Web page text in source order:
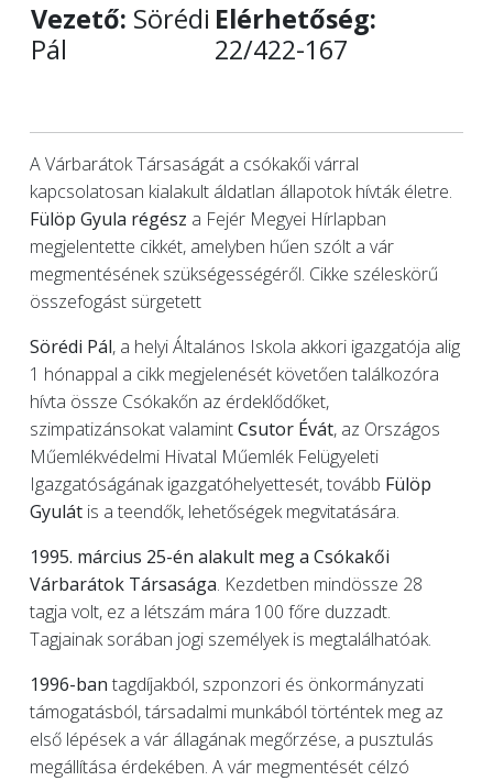
Vezető: Sörédi
Pál
Elérhetőség:
22/422-167
A Várbarátok Társaságát a csókakői várral
kapcsolatosan kialakult áldatlan állapotok hívták életre.
Fülöp Gyula régész a Fejér Megyei Hírlapban
megjelentette cikkét, amelyben hűen szólt a vár
megmentésének szükségességéről. Cikke széleskörű
összefogást sürgetett
Sörédi Pál, a helyi Általános Iskola akkori igazgatója alig
1 hónappal a cikk megjelenését követően találkozóra
hívta össze Csókakőn az érdeklődőket,
szimpatizánsokat valamintCsutor Évát, az Országos
Műemlékvédelmi Hivatal Műemlék Felügyeleti
Igazgatóságának igazgatóhelyettesét, tovább Fülöp
Gyulát is a teendők, lehetőségek megvitatására.
1995. március 25-én alakult meg a Csókakői
Várbarátok Társasága. Kezdetben mindössze 28
tagja volt, ez a létszám mára 100 főre duzzadt.
Tagjainak sorában jogi személyek is megtalálhatóak.
1996-ban tagdíjakból, szponzori és önkormányzati
támogatásból, társadalmi munkából történtek meg az
első lépések a vár állagának megőrzése, a pusztulás
megállítása érdekében. A vár megmentését célzó